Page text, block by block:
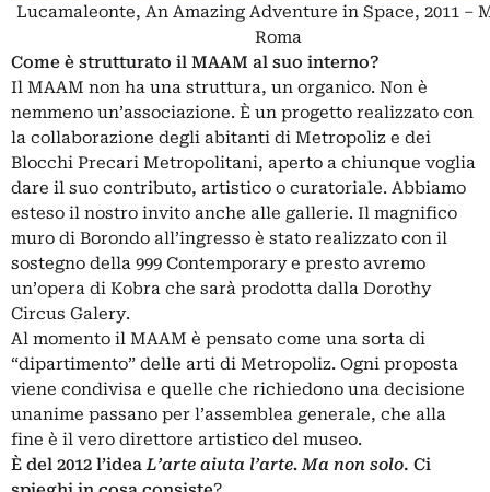
Lucamaleonte, An Amazing Adventure in Space, 2011 –
Roma
Come è strutturato il MAAM al suo interno?
Il MAAM non ha una struttura, un organico. Non è
nemmeno un’associazione. È un progetto realizzato con
la collaborazione degli abitanti di Metropoliz e dei
Blocchi Precari Metropolitani, aperto a chiunque voglia
dare il suo contributo, artistico o curatoriale. Abbiamo
esteso il nostro invito anche alle gallerie. Il magnifico
muro di Borondo all’ingresso è stato realizzato con il
sostegno della 999 Contemporary e presto avremo
un’opera di Kobra che sarà prodotta dalla Dorothy
Circus Galery.
Al momento il MAAM è pensato come una sorta di
“dipartimento” delle arti di Metropoliz. Ogni proposta
viene condivisa e quelle che richiedono una decisione
unanime passano per l’assemblea generale, che alla
fine è il vero direttore artistico del museo.
È del 2012 l’ideaL’arte aiuta l’arte. Ma non solo. Ci